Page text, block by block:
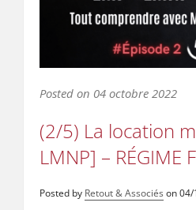
Posted on 04 octobre 2022
(2/5) La location
LMNP] – RÉGIME
Posted by Retout & Associés on04/